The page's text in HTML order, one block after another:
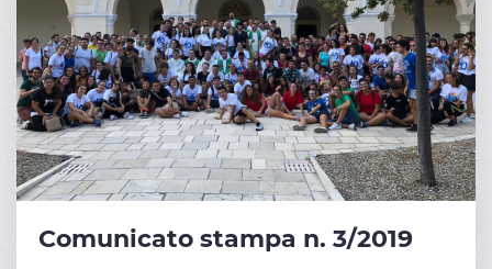
Comunicato stampa n. 3/2019